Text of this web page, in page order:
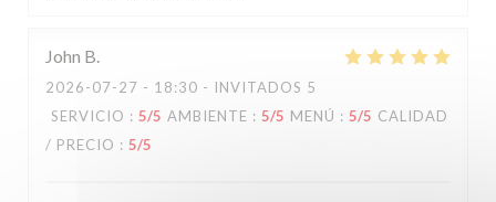
John B
2026-07-27 - 18:30 - INVITADOS 5
SERVICIO : 5/5 AMBIENTE : 5/5 MENÚ : 5/5 CALIDAD
/ PRECIO : 5/5